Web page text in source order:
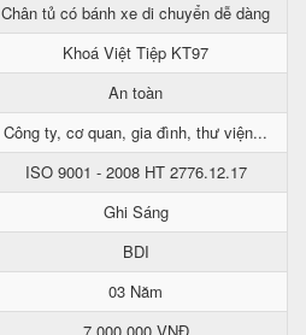
Chân tủ có bánh xe di chuyển dễ dàng
Khoá Việt Tiệp KT97
An toàn
Công ty, cơ quan, gia đình, thư viện...
ISO 9001 - 2008 HT 2776.12.17
Ghi Sáng
BDI
03 Năm